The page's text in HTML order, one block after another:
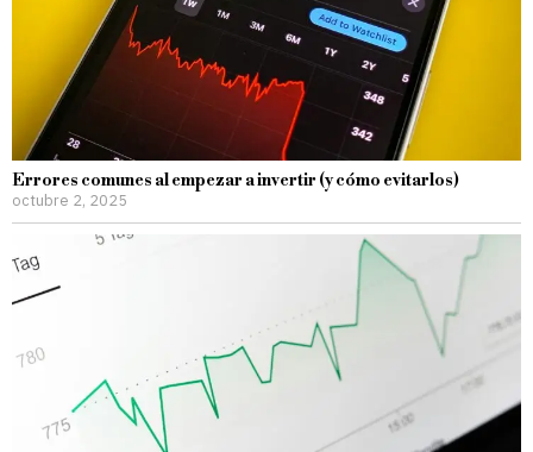
Errores comunes al empezar a invertir (y cómo evitarlos)
octubre 2, 2025